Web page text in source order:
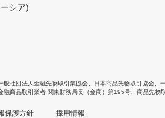
シア)
般社団法人金融先物取引業協会 日本商品先物取引協会
融商品取引業者 関東財務局長（金商）第195号、商品先物
保護方針 採用情報